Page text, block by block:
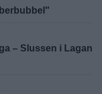
– Slussen i Lagan